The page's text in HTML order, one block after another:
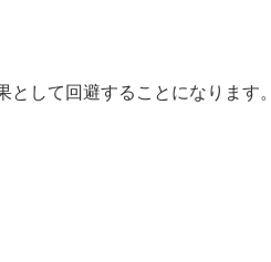
して回避することになります。